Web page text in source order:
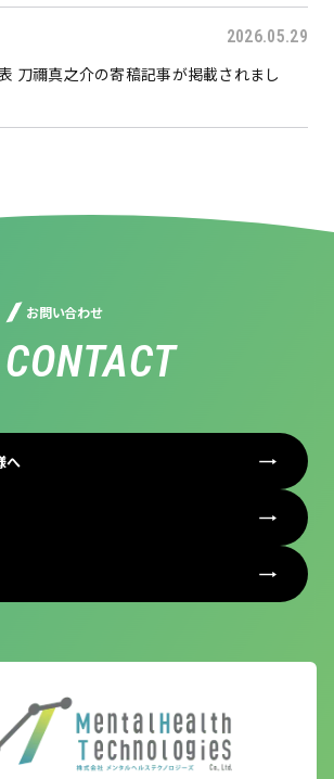
2026.05.29
刀禰真之介の寄稿記事が掲載されまし
お問い合わせ
CONTACT
へ